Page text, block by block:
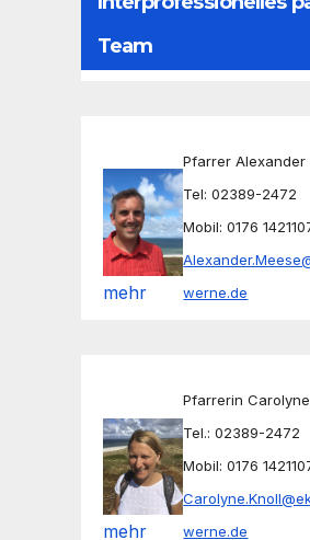
Team
mehr
Pfarrer Alexander
Tel: 02389-2472
Mobil: 0176
werne.de
mehr
Pfarrerin
Tel.: 02389-2472
Mobil: 0176
werne.de